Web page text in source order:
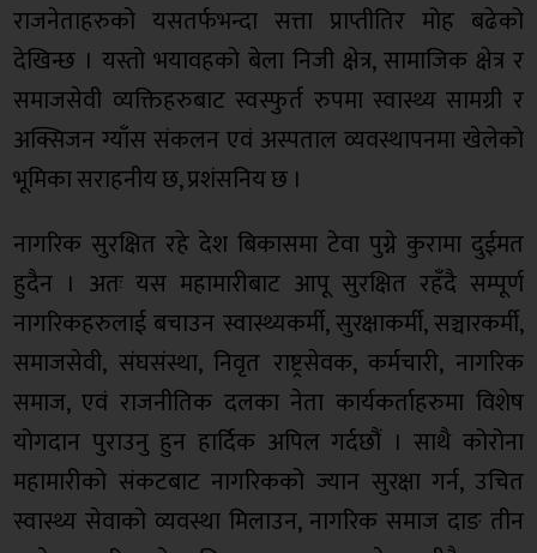
राजनेताहरुको यसतर्फभन्दा सत्ता प्राप्तीतिर मोह बढेको
देखिन्छ । यस्तो भयावहको बेला निजी क्षेत्र, सामाजिक क्षेत्र र
समाजसेवी व्यक्तिहरुबाट स्वस्फुर्त रुपमा स्वास्थ्य सामग्री र
अक्सिजन ग्याँस संकलन एवं अस्पताल व्यवस्थापनमा खेलेको
भूमिका सराहनीय छ, प्रशंसनिय छ ।
नागरिक सुरक्षित रहे देश बिकासमा टेवा पुग्ने कुरामा दुईमत
हुदैन । अतः यस महामारीबाट आपू सुरक्षित रहँदै सम्पूर्ण
नागरिकहरुलाई बचाउन स्वास्थ्यकर्मी, सुरक्षाकर्मी, सञ्चारकर्मी,
समाजसेवी, संघसंस्था, निवृत राष्ट्रसेवक, कर्मचारी, नागरिक
समाज, एवं राजनीतिक दलका नेता कार्यकर्ताहरुमा विशेष
योगदान पुराउनु हुन हार्दिक अपिल गर्दछौं । साथै कोरोना
महामारीको संकटबाट नागरिकको ज्यान सुरक्षा गर्न, उचित
स्वास्थ्य सेवाको व्यवस्था मिलाउन, नागरिक समाज दाङ तीन